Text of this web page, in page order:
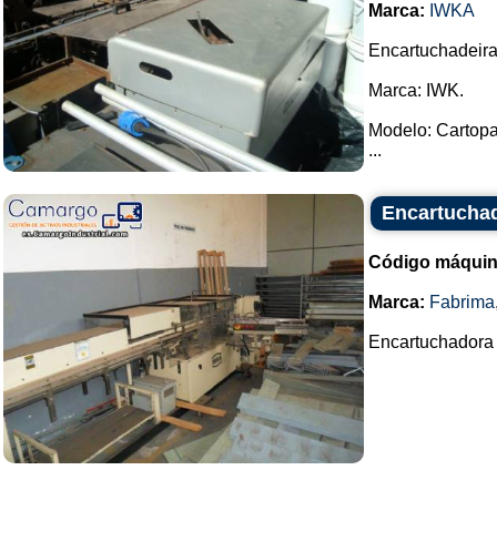
Marca: IWKA
Marca: IWK.
Modelo:
...
Código
Marca: Fabrima